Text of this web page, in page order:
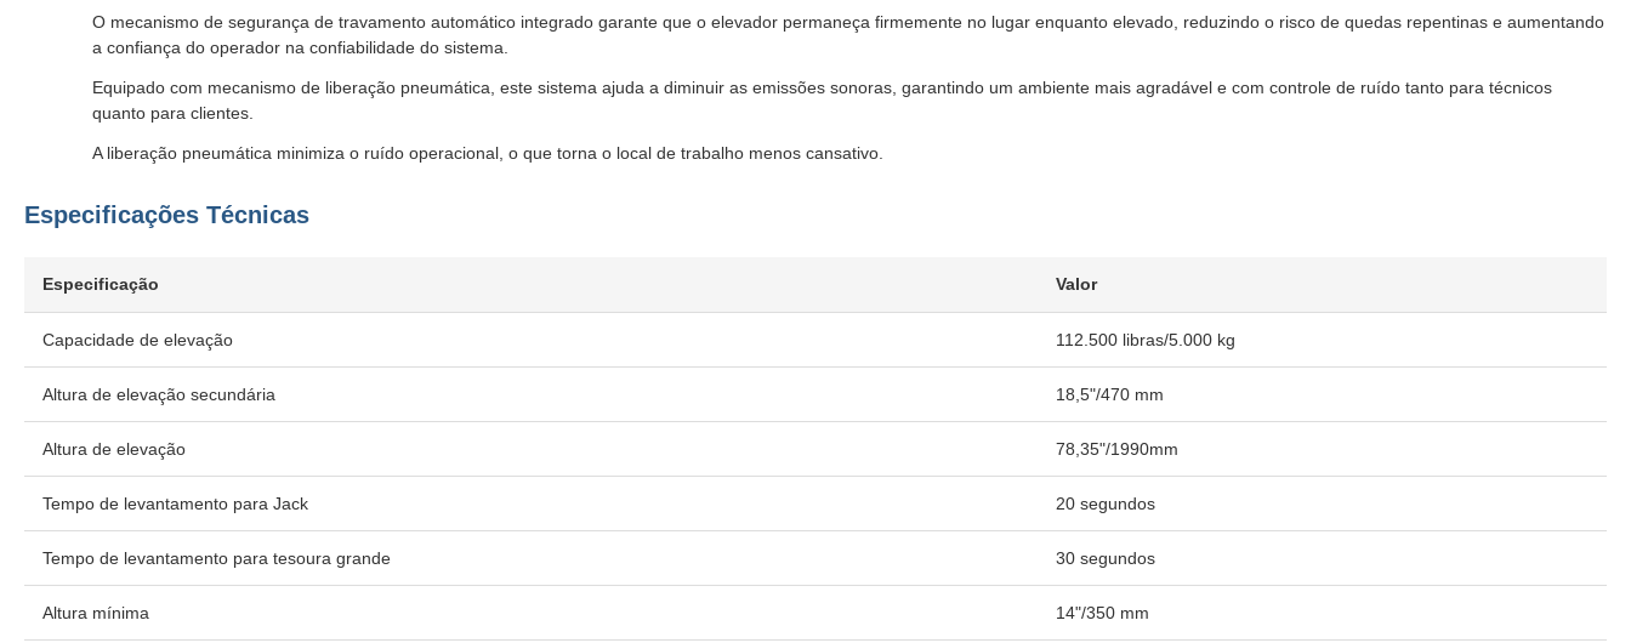
O mecanismo de segurança de travamento automático integrado garante que o elevador permaneça firmemente no lugar enquanto elevado, reduzindo o risco de quedas repentinas e aumentando
a confiança do operador na confiabilidade do sistema.
Equipado com mecanismo de liberação pneumática, este sistema ajuda a diminuir as emissões sonoras, garantindo um ambiente mais agradável e com controle de ruído tanto para técnicos
quanto para clientes.
A liberação pneumática minimiza o ruído operacional, o que torna o local de trabalho menos cansativo.
Especificações Técnicas
Especificação Valor
Capacidade de elevação 112.500 libras/5.000 kg
Altura de elevação secundária 18,5"/470 mm
Altura de elevação 78,35"/1990mm
Tempo de levantamento para Jack 20 segundos
Tempo de levantamento para tesoura grande 30 segundos
Altura mínima 14"/350 mm